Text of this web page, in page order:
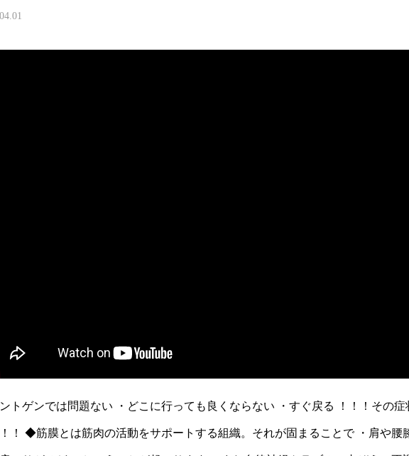
ントゲンでは問題ない ・どこに行っても良くならない ・すぐ戻る ！！！その
！ ◆筋膜とは筋肉の活動をサポートする組織。それが固まることで ・肩や腰